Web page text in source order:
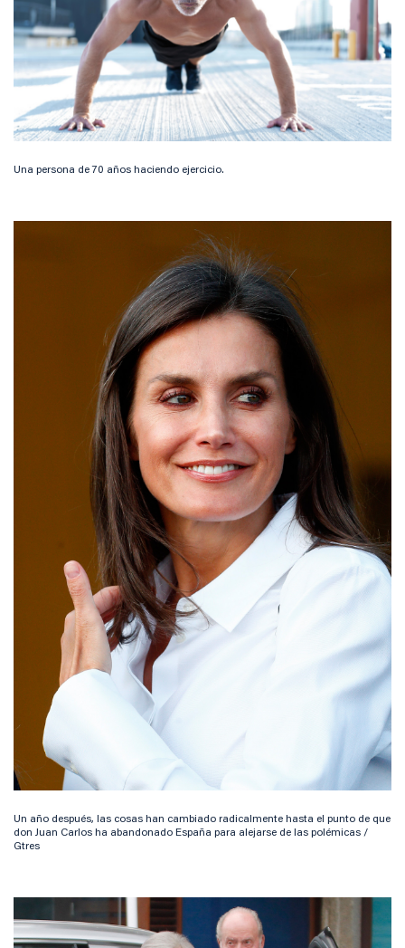
Una persona de 70 años haciendo ejercicio.
Un año después, las cosas han cambiado radicalmente hasta el punto de que
don Juan Carlos ha abandonado España para alejarse de las polémicas /
Gtres